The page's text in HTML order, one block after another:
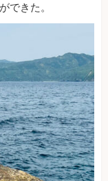
できた。